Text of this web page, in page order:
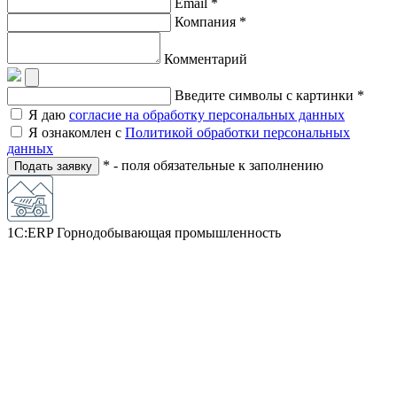
Компания *
Комментарий
Введите символы с картинки *
Я даю согласие на обработку персональных данных
Я ознакомлен с Политикой обработки персональных
данных
Подать заявку * - поля обязательные к заполнению
1С:ERP Горнодобывающая промышленность